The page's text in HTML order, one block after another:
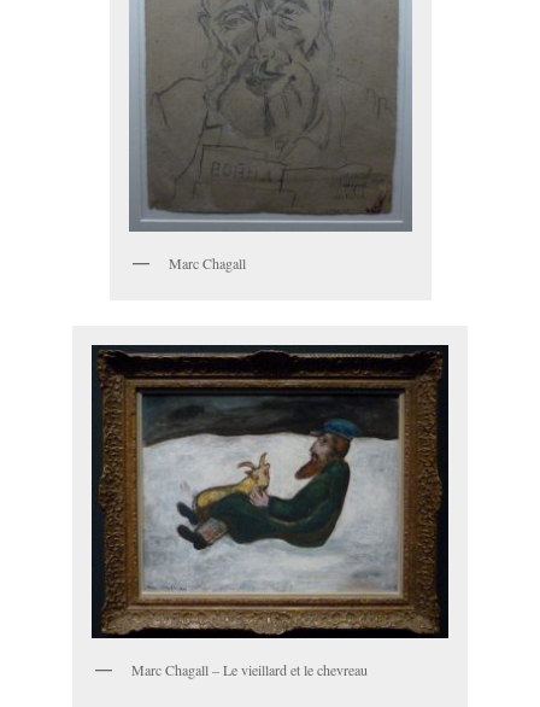
Marc Chagall
Marc Chagall – Le vieillard et le chevreau